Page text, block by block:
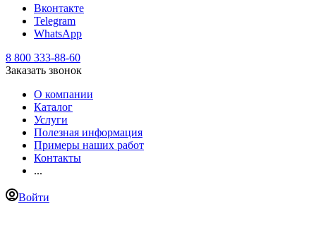
Вконтакте
Telegram
WhatsApp
8 800 333-88-60
Заказать звонок
О компании
Каталог
Услуги
Полезная информация
Примеры наших работ
Контакты
...
Войти